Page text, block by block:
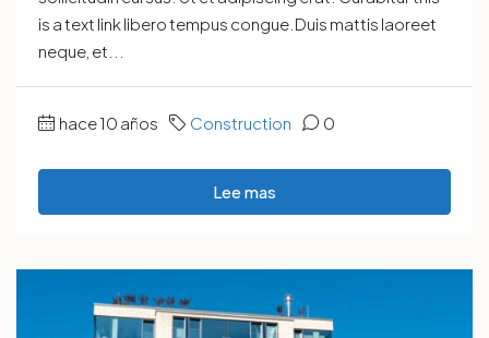
is a text link libero tempus congue.Duis mattis laoreet
neque, et...
hace 10 años Construction 0
Lee mas